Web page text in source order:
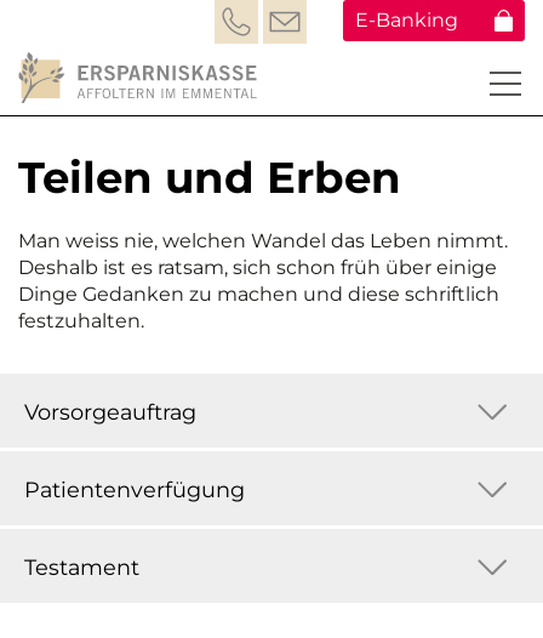
E-Banking
Teilen und Erben
Man weiss nie, welchen Wandel das Leben nimmt.
Deshalb ist es ratsam, sich schon früh über einige
Dinge Gedanken zu machen und diese schriftlich
festzuhalten.
Vorsorgeauftrag
Patientenverfügung
Testament